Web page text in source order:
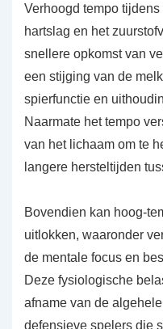
Verhoogd tempo
hartslag en het
snellere opkomst van
een stijging van de
spierfunctie en
Naarmate het tempo
van het lichaam om te
langere hersteltijden
Bovendien kan hoog-
uitlokken, waaronder
de mentale focus en
Deze fysiologische
afname van de
defensieve spelers die